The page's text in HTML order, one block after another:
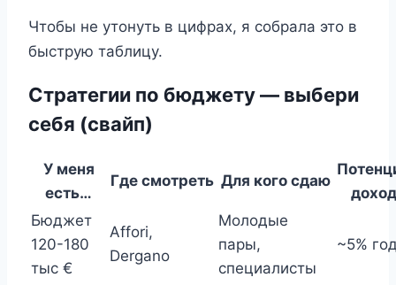
Чтобы не утонуть в цифрах, я собрала это в
быструю таблицу.
Стратегии по бюджету — выбери
себя (свайп)
У меня
есть…
Где смотреть Для кого сдаю
Бюджет
120-180
тыс €
Affori,
Dergano
Молодые
пары,
специалисты
~5%